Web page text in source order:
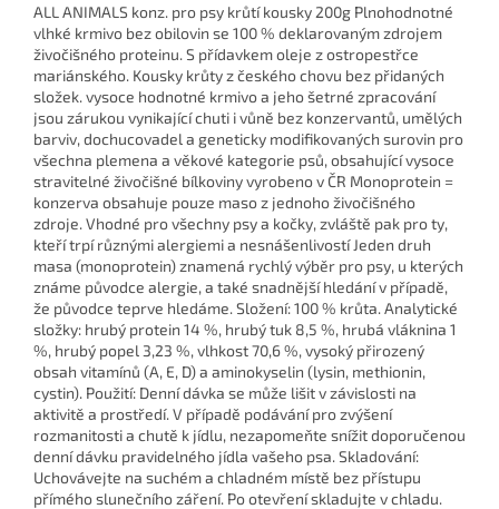
ALL ANIMALS konz. pro psy krůtí kousky 200g Plnohodnotné
vlhké krmivo bez obilovin se 100 % deklarovaným zdrojem
živočišného proteinu. S přídavkem oleje z ostropestřce
mariánského. Kousky krůty z českého chovu bez přidaných
složek. vysoce hodnotné krmivo a jeho šetrné zpracování
jsou zárukou vynikající chuti i vůně bez konzervantů, umělých
barviv, dochucovadel a geneticky modifikovaných surovin pro
všechna plemena a věkové kategorie psů, obsahující vysoce
stravitelné živočišné bílkoviny vyrobeno v ČR Monoprotein =
konzerva obsahuje pouze maso z jednoho živočišného
zdroje. Vhodné pro všechny psy a kočky, zvláště pak pro ty,
kteří trpí různými alergiemi a nesnášenlivostí Jeden druh
masa (monoprotein) znamená rychlý výběr pro psy, u kterých
známe původce alergie, a také snadnější hledání v případě,
že původce teprve hledáme. Složení: 100 % krůta. Analytické
složky: hrubý protein 14 %, hrubý tuk 8,5 %, hrubá vláknina 1
%, hrubý popel 3,23 %, vlhkost 70,6 %, vysoký přirozený
obsah vitamínů (A, E, D) a aminokyselin (lysin, methionin,
cystin). Použití: Denní dávka se může lišit v závislosti na
aktivitě a prostředí. V případě podávání pro zvýšení
rozmanitosti a chutě k jídlu, nezapomeňte snížit doporučenou
denní dávku pravidelného jídla vašeho psa. Skladování:
Uchovávejte na suchém a chladném místě bez přístupu
přímého slunečního záření. Po otevření skladujte v chladu.